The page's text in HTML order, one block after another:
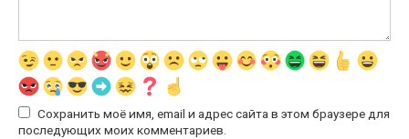
Сохранить моё имя, email и адрес сайта в этом браузере для
последующих моих комментариев.